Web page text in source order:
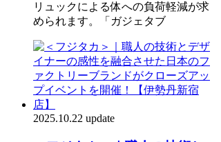
リュックによる体への負荷軽減が求
められます。「ガジェタブ
2025.10.22 update